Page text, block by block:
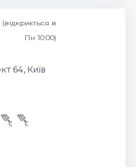
(відкриється в
Пн 10:00)
Повіртрофлотский проспект 64, Київ